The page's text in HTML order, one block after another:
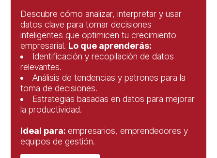
Descubre cómo analizar, interpretar y usar
datos clave para tomar decisiones
inteligentes que optimicen tu crecimiento
empresarial. Lo que aprenderás:
Identificación y recopilación de datos
relevantes.
Análisis de tendencias y patrones para la
toma de decisiones.
Estrategias basadas en datos para mejorar
la productividad.
Ideal para:empresarios, emprendedores y
equipos de gestión.